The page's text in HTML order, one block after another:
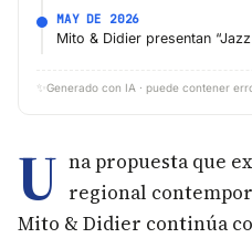
MAY DE 2026
Mito & Didier presentan
✨ Generado con IA · puede contener
U na propuesta que
regional
Mito & Didier continúa